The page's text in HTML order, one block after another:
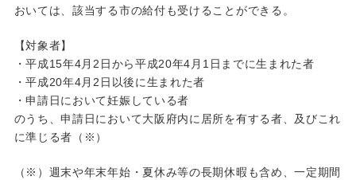
おいては、該当する市の給付も受けることができる。
【対象者】
・平成15年4月2日から平成20年4月1日までに生まれた者
・平成20年4月2日以後に生まれた者
・申請日において妊娠している者
のうち、申請日において大阪府内に居所を有する者、及びこれ
に準じる者（※）
（※）週末や年末年始・夏休み等の長期休暇も含め、一定期間